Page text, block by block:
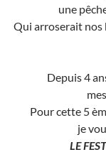
une
Qui arroserait nos
Depuis 4
Pour cette 5
je
LE